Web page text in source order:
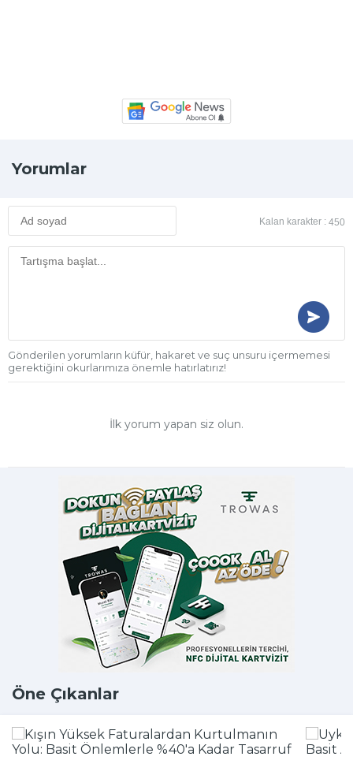
Yorumlar
Kalan karakter : 450
Gönderilen yorumların küfür, hakaret ve suç unsuru içermemesi
gerektiğini okurlarımıza önemle hatırlatırız!
İlk yorum yapan siz olun.
Öne Çıkanlar